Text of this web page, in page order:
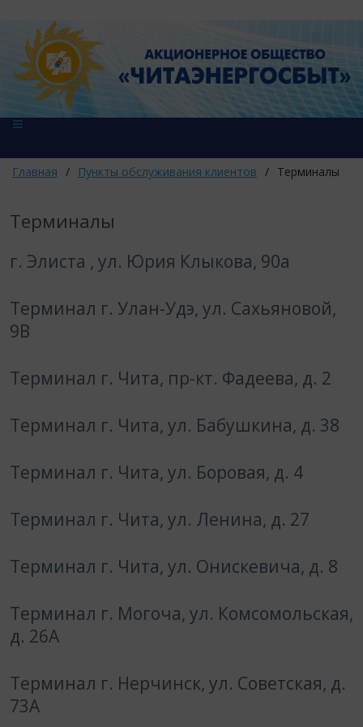
Главная / Пункты обслуживания клиентов / Терминалы
Терминалы
г. Элиста , ​ул. Юрия Клыкова, 90а​
Терминал г. Улан-Удэ, ул. Сахьяновой,
9В
Терминал г. Чита, пр-кт. Фадеева, д. 2
Терминал г. Чита, ул. Бабушкина, д. 38
Терминал г. Чита, ул. Боровая, д. 4
Терминал г. Чита, ул. Ленина, д. 27
Терминал г. Чита, ул. Онискевича, д. 8
Терминал г. Могоча, ул. Комсомольская,
д. 26А
Терминал г. Нерчинск, ул. Советская, д.
73А